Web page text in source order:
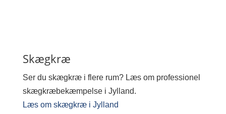
Skægkræ
Ser du skægkræ i flere rum? Læs om professionel
skægkræbekæmpelse i Jylland.
Læs om skægkræ i Jylland